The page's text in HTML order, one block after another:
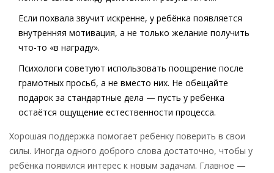
Если похвала звучит искренне, у ребёнка появляется
внутренняя мотивация, а не только желание получить
что-то «в награду».
Психологи советуют использовать поощрение после
грамотных просьб, а не вместо них. Не обещайте
подарок за стандартные дела — пусть у ребёнка
остаётся ощущение естественности процесса.
Хорошая поддержка помогает ребенку поверить в свои
силы. Иногда одного доброго слова достаточно, чтобы у
ребёнка появился интерес к новым задачам. Главное —